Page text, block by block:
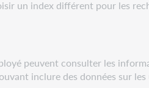
un index différent pour les
peuvent consulter les
inclure des données sur les